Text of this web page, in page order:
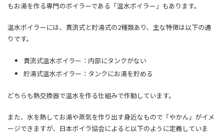
もお湯を作る専門のボイラーである「温水ボイラー」もあります。
温水ボイラーには、貫流式と貯湯式の2種類あり、主な特徴は以下の通
りです。
貫流式温水ボイラー：内部にタンクがない
貯湯式温水ボイラー：タンクにお湯を貯める
どちらも熱交換器で温水を作る仕組みで作動しています。
また、水を熱してお湯や蒸気を作り出す身近なもので「やかん」がイメ
ージできますが、日本ボイラ協会によると以下のように定義していま